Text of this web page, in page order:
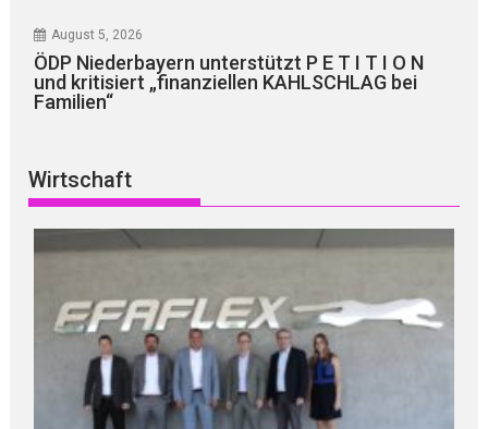
August 5, 2026
ÖDP Niederbayern unterstützt P E T I T I O N
und kritisiert „finanziellen KAHLSCHLAG bei
Familien“
Wirtschaft